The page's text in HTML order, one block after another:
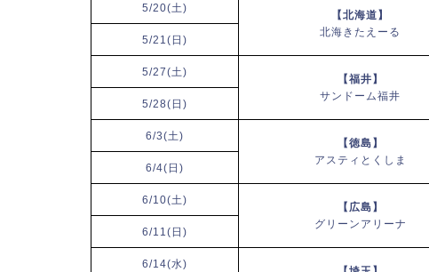
5/20(土)
【北海道】
北海きたえーる
5/21(日)
5/27(土)
【福井】
サンドーム福井
5/28(日)
6/3(土)
【徳島】
アスティとくしま
6/4(日)
6/10(土)
【広島】
グリーンアリーナ
6/11(日)
6/14(水)